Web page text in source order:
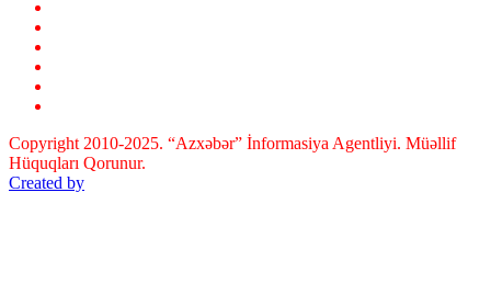
Copyright 2010-2025. “Azxəbər” İnformasiya Agentliyi. Müəllif
Hüquqları Qorunur.
Created by